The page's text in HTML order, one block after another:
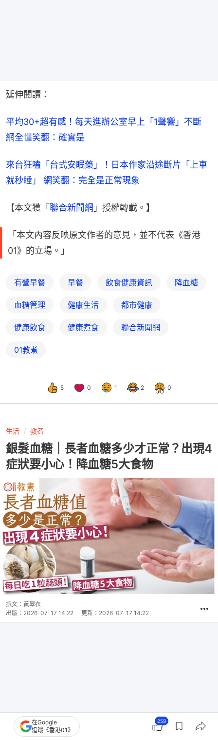
延伸閱讀：
平均30+超有感！每天進辦公室早上「1聲響」不斷
網全懂笑翻：確實是
來台狂嗑「台式安眠藥」！日本作家沿途斷片「上車
就秒睡」 網笑翻：完全是正常現象
【本文獲「 聯合新聞網 」授權轉載。】
「本文內容反映原文作者的意見，並不代表《香港
01》的立場。」
有營早餐 早餐 飲食健康資訊 降血糖
血糖管理 健康生活 都市健康
健康飲食 健康煮食 聯合新聞網
01教煮
5 0 1 2 0
生活 教煮
銀髮血糖｜長者血糖多少才正常？出現4
症狀要小心！降血糖5大食物
撰文： 黃翠衣
出版： 2026-07-17 14:22 更新： 2026-07-17 14:22
在Google
追蹤《香港01》
259